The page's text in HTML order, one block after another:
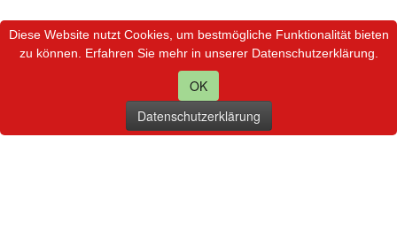
Diese Website nutzt Cookies, um bestmögliche Funktionalität bieten
zu können. Erfahren Sie mehr in unserer Datenschutzerklärung.
OK
Datenschutzerklärung